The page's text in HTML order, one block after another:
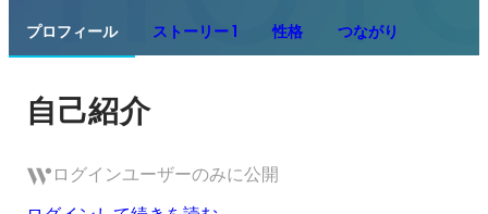
プロフィール ストーリー 1 性格 つながり
自己紹介
ログインユーザーのみに公開